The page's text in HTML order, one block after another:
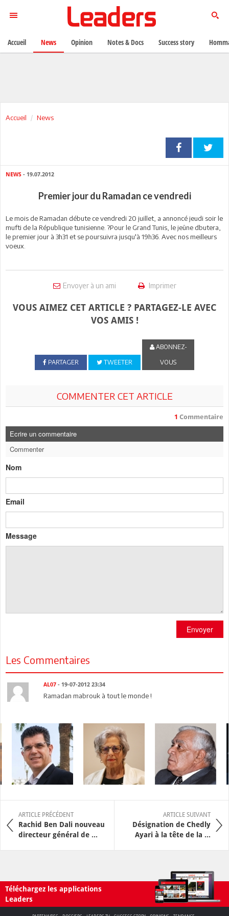
Accueil News
NEWS - 19.07.2012
Premier jour du Ramadan ce vendredi
Le mois de Ramadan débute ce vendredi 20 juillet, a annoncé jeudi soir le
mufti de la République tunisienne. ?Pour le Grand Tunis, le jeûne dbutera,
le premier jour à 3h31 et se poursuivra jusqu'à 19h36. Avec nos meilleurs
voeux.
Envoyer à un ami Imprimer
VOUS AIMEZ CET ARTICLE ? PARTAGEZ-LE AVEC
VOS AMIS !
PARTAGER TWEETER
ABONNEZ-
VOUS
COMMENTER CET ARTICLE
1 Commentaire
Ecrire un commentaire
Commenter
Nom
Email
Message
Envoyer
Les Commentaires
AL07 - 19-07-2012 23:34
Ramadan mabrouk à tout le monde !
ARTICLE PRÉCÉDENT
Rachid Ben Dali nouveau
directeur général de ...
ARTICLE SUIVANT
Désignation de Chedly
Ayari à la tête de la ...
Téléchargez les applications
Leaders
Accueil News Opinion Notes & Docs Success story